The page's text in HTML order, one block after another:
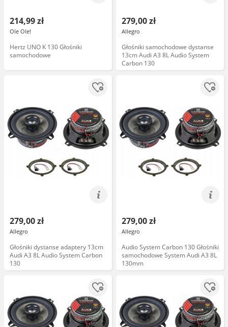
214,99 zł
Ole Ole!
Hertz UNO K 130 Głośniki
samochodowe
279,00 zł
Allegro
Głośniki samochodowe dystanse
13cm Audi A3 8L Audio System
Carbon 130
279,00 zł
Allegro
Głośniki dystanse adaptery 13cm
Audi A3 8L Audio System Carbon
130
279,00 zł
Allegro
Audio System Carbon 130 Głośniki
samochodowe System Audi A3 8L
130mm